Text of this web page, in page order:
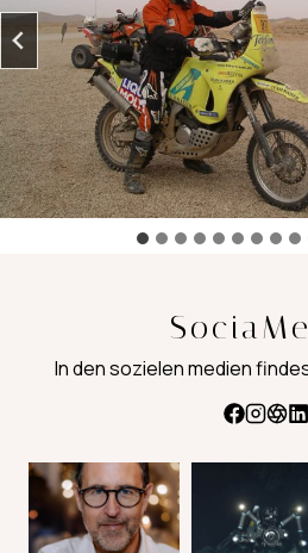
In den sozielen medien